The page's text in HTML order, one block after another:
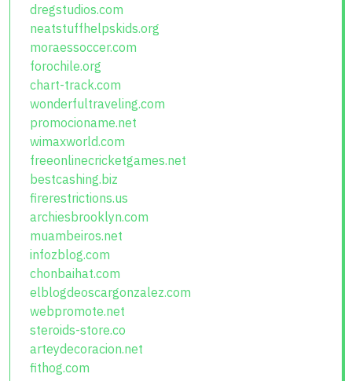
dregstudios.com
neatstuffhelpskids.org
moraessoccer.com
forochile.org
chart-track.com
wonderfultraveling.com
promocioname.net
wimaxworld.com
freeonlinecricketgames.net
bestcashing.biz
firerestrictions.us
archiesbrooklyn.com
muambeiros.net
infozblog.com
chonbaihat.com
elblogdeoscargonzalez.com
webpromote.net
steroids-store.co
arteydecoracion.net
fithog.com